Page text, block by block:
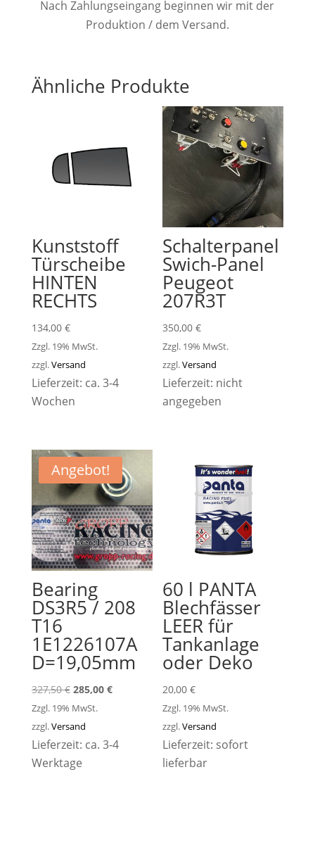
Nach Zahlungseingang beginnen wir mit der
Produktion / dem Versand.
Ähnliche Produkte
Kunststoff
Türscheibe
HINTEN
RECHTS
134,00 €
Zzgl. 19% MwSt.
zzgl.Versand
Lieferzeit: ca. 3-4
Wochen
Schalterpanel
Swich-Panel
Peugeot
207R3T
350,00€
Zzgl. 19% MwSt.
zzgl.Versand
Lieferzeit: nicht
angegeben
Angebot!
Bearing
DS3R5 / 208
T16
1E1226107A
D=19,05mm
327,50€ Ursprünglicher
Preis
war:
327,50 €
285,00 €Aktueller
285,00 €.
Zzgl. 19% MwSt.
zzgl.Versand
Lieferzeit: ca. 3-4
Werktage
60 l PANTA
Blechfässer
LEER für
Tankanlage
oder Deko
20,00€
Zzgl. 19% MwSt.
zzgl.Versand
Lieferzeit: sofort
lieferbar